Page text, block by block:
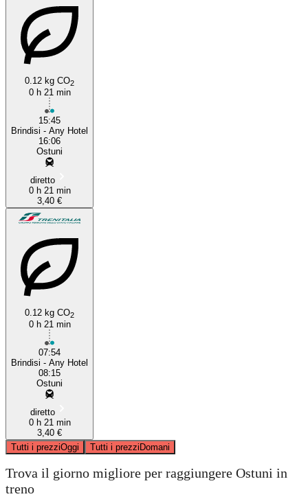
0.12 kg CO2
0 h 21 min
15:45
Brindisi - Any Hotel
16:06
Ostuni
diretto
0 h 21 min
3,40 €
0.12 kg CO2
0 h 21 min
07:54
Brindisi - Any Hotel
08:15
Ostuni
diretto
0 h 21 min
3,40 €
Tutti i prezziOggi Tutti i prezziDomani
Trova il giorno migliore per raggiungere Ostuni in
treno